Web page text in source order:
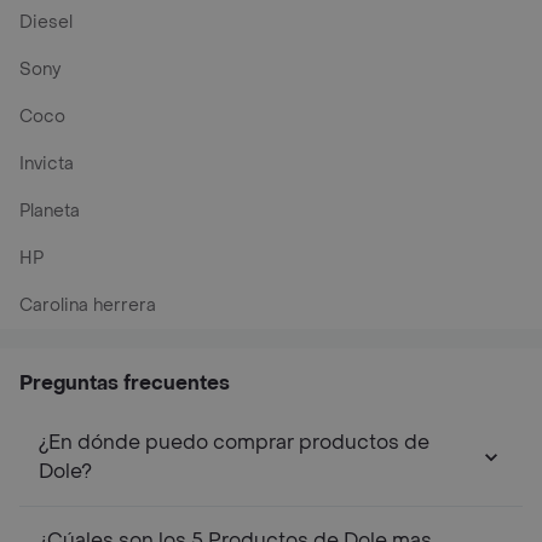
Diesel
Sony
Coco
Invicta
Planeta
HP
Carolina herrera
Preguntas frecuentes
¿En dónde puedo comprar productos de
Dole?